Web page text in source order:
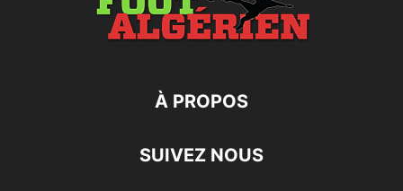
À PROPOS
SUIVEZ NOUS